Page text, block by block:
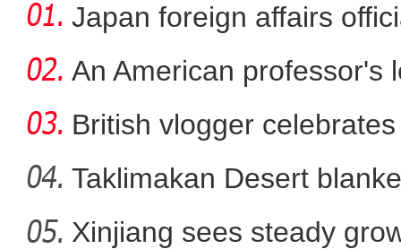
陈小江：新疆人权状况 生活在这片土
Japan foreign affairs
An American professor's
British vlogger
Taklimakan Desert
Xinjiang sees steady